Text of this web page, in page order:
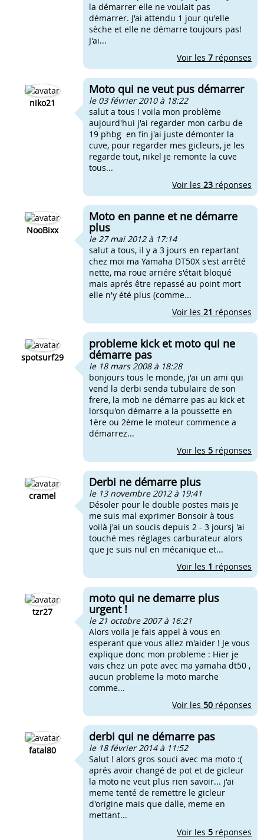
la démarrer elle ne voulait pas
démarrer. J'ai attendu 1 jour qu'elle
sèche et elle ne démarre toujours pas!
J'ai...
Voir les 7 réponses
niko21
Moto qui ne veut pus démarrer
le 03 février 2010 à 18:22
salut a tous ! voila mon problème
aujourd'hui j'ai regarder mon carbu de
19 phbg en fin j'ai juste démonter la
cuve, pour regarder mes gicleurs, je les
regarde tout, nikel je remonte la cuve
tous...
Voir les 23 réponses
NooBixx
Moto en panne et ne démarre
plus
le 27 mai 2012 à 17:14
salut a tous, il y a 3 jours en repartant
chez moi ma Yamaha DT50X s'est arrêté
nette, ma roue arriére s'était bloqué
mais aprés être repassé au point mort
elle n'y été plus (comme...
Voir les 21 réponses
spotsurf29
probleme kick et moto qui ne
démarre pas
le 18 mars 2008 à 18:28
bonjours tous le monde, j'ai un ami qui
vend la derbi senda tubulaire de son
frere, la mob ne démarre pas au kick et
lorsqu'on démarre a la poussette en
1ère ou 2ème le moteur commence a
démarrez...
Voir les 5 réponses
cramel
Derbi ne démarre plus
le 13 novembre 2012 à 19:41
Désoler pour le double postes mais je
me suis mal exprimer Bonsoir à tous
voilà j'ai un soucis depuis 2 - 3 joursj 'ai
touché mes réglages carburateur alors
que je suis nul en mécanique et...
Voir les 1 réponses
tzr27
moto qui ne demarre plus
urgent !
le 21 octobre 2007 à 16:21
Alors voila je fais appel à vous en
esperant que vous allez m'aider ! Je vous
explique donc mon probleme : Hier je
vais chez un pote avec ma yamaha dt50 ,
aucun probleme la moto marche
comme...
Voir les 50 réponses
fatal80
derbi qui ne démarre pas
le 18 février 2014 à 11:52
Salut ! alors gros souci avec ma moto :(
aprés avoir changé de pot et de gicleur
la moto ne veut plus rien savoir... j'ai
meme tenté de remettre le gicleur
d'origine mais que dalle, meme en
mettant...
Voir les 5 réponses